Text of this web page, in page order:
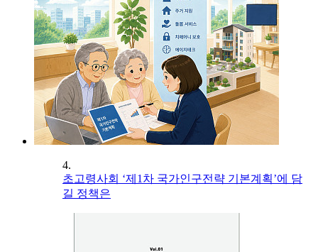
4.
초고령사회 ‘제1차 국가인구전략 기본계획’에 담
길 정책은